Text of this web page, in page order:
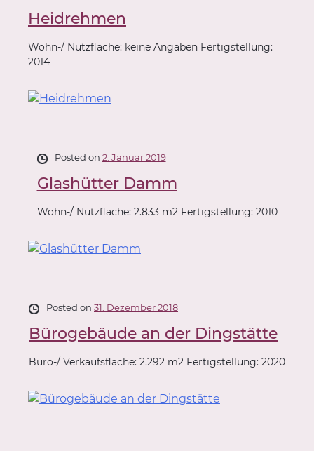
Heidrehmen
Wohn-/ Nutzfläche: keine Angaben Fertigstellung:
2014
Glashütter Damm
Posted on 2. Januar 2019
Wohn-/ Nutzfläche: 2.833 m2 Fertigstellung: 2010
Bürogebäude an der Dingstätte
Posted on 31. Dezember 2018
Büro-/ Verkaufsfläche: 2.292 m2 Fertigstellung: 2020